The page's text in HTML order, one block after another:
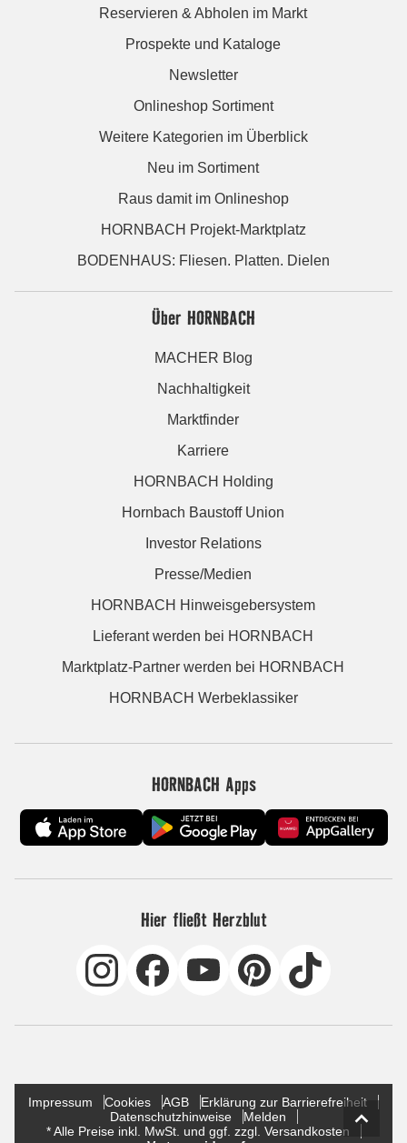
Reservieren & Abholen im Markt
Prospekte und Kataloge
Newsletter
Onlineshop Sortiment
Weitere Kategorien im Überblick
Neu im Sortiment
Raus damit im Onlineshop
HORNBACH Projekt-Marktplatz
BODENHAUS: Fliesen. Platten. Dielen
Über HORNBACH
MACHER Blog
Nachhaltigkeit
Marktfinder
Karriere
HORNBACH Holding
Hornbach Baustoff Union
Investor Relations
Presse/Medien
HORNBACH Hinweisgebersystem
Lieferant werden bei HORNBACH
Marktplatz-Partner werden bei HORNBACH
HORNBACH Werbeklassiker
HORNBACH Apps
Hier fließt Herzblut
Impressum Cookies AGB
Erklärung zur Barrierefreiheit
Datenschutzhinweise
Melden
* Alle Preise inkl. MwSt. und ggf. zzgl. Versandkosten